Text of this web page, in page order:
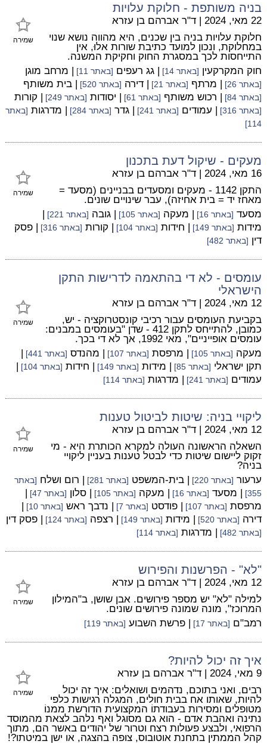
בניה משותפת - חלוקת עלויות
שמירה
22 מאי, 2024 | ד"ר אברהם בן עזרא
חלוקת עלויות בניה בין שכנים, היא מהווה נושא שנוי
במחלוקת, ונכון למועד כתיבת שורות אלוּ, אין
התייחסות לכך במסגרת החוק וחקיקת המשנה.
חוק המקרקעין [באתר 14] | גג רעפים [באתר 11] | מרחב מוגן
[באתר 26] | מרתף [באתר 21] | דירה [באתר 520] | בית משותף
[באתר 84] | רכוש משותף [באתר 61] | יסודות [באתר 249] | קורות
[באתר 316] | עמודים [באתר 241] | גדר [באתר 284] | מדרגות [באתר
114]
מעקים - שיקול דעת בתכנון
שמירה
16 מאי, 2024 | ד"ר אברהם בן עזרא
התקן 1142 - מעקים ומסעדים בבניינים (מסעד =
מאחז יד = בית אחיזה), עבר שינויים שונים.
מסעד [באתר 16] | מעקה [באתר 105] | גובה [באתר 221]
|
מידות [באתר 149] | חידות [באתר 104] | קורות [באתר 316]
| פסק
דין [באתר 482]
עומסים - לא די בהתאמה לדרישות התקן
הישראלי
שמירה
12 מאי, 2024 | ד"ר אברהם בן עזרא
בקביעת העומסים עבור רכיבי קונסטרוקציה - יש,
כמובן, להתייחס לתקן 412 - שדן "בעומסים במבנים:
עומסים אופייניים", מאי 1992, אך לא די בכך.
מעקה [באתר 105] | מרפסת [באתר 107] | מהנדס [באתר 441]
|
תקן ישראלי [באתר 85] | מידות [באתר 149] | חידות [באתר 104]
|
עמודים [באתר 241] | מדרגות [באתר 114]
ליקויי בניה: שיטות לביטול טענות
שמירה
12 מאי, 2024 | ד"ר אברהם בן עזרא
השאלה הראשונה העולה למקרא הכותרת היא - מי
זקוק ליישום שיטות כדי לבטל טענות בעניין ליקויי
בניה?
ערעור [באתר 220] | בית-המשפט [באתר 281] | רום ושלח [באתר
355]
| מסעד [באתר 16] | מעקה [באתר 105] | סלון [באתר 47]
|
מרפסת [באתר 107] | פודסט [באתר 7] | נדבך ראש [באתר 10]
|
דירה [באתר 520] | מידות [באתר 149] | רצפה [באתר 124] | פסק דין
[באתר 482] | מדרגות [באתר 114]
"לא" - הפרשנות והפירוש
שמירה
12 מאי, 2024 | ד"ר אברהם בן עזרא
למילה "לא" יש מספר פירושים. אבן שושן, ב"המילון
המרוכז", מונה שמונה פירושים שונים.
רמב"ם [באתר 17] | פרשת השבוע [באתר 119]
איך זה יכול להיות?
שמירה
9 מאי, 2024 | ד"ר אברהם בן עזרא
רבים, ואני בתוכם, נדהמים ושואלים: איך זה יכול
להיות, שאותו אח בבית חולים, המגלה רגישות כלפי
מטופלים ומסירות בעבודתוֹ המקצועית הדורשת ממנוֹ
נתינה ואהבת אדם - הוא גם מסוגל ואף נלהב לצאת מהמוסד
הרפואי, ולבצע פעולות רצח וטרור של יהודים באשר הם, מתוך
קהל הממתין בתחנת אוטובוס, צופה בהצגה, או ישן במיטתו?!